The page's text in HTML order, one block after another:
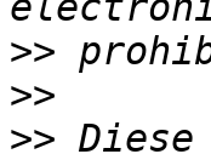
>>
>>
>>